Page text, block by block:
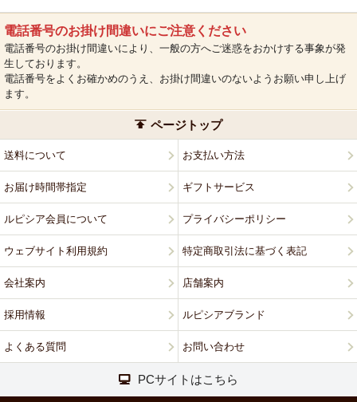
電話番号のお掛け間違いにご注意ください
電話番号のお掛け間違いにより、一般の方へご迷惑をおかけする事象が発
生しております。
電話番号をよくお確かめのうえ、お掛け間違いのないようお願い申し上げ
ます。
ページトップ
送料について お支払い方法
お届け時間帯指定 ギフトサービス
ルピシア会員について プライバシーポリシー
ウェブサイト利用規約 特定商取引法に基づく表記
会社案内 店舗案内
採用情報 ルピシアブランド
よくある質問 お問い合わせ
PCサイトはこちら